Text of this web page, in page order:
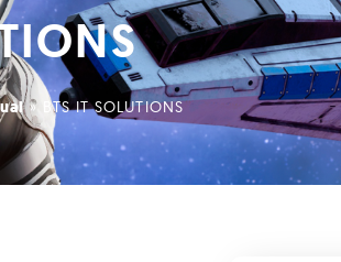
» BTS IT SOLUTIONS